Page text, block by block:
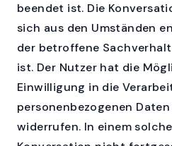
beendet ist. Die
sich aus den Umständen
der betroffene
ist. Der Nutzer hat die
Einwilligung in die
personenbezogenen
widerrufen. In einem